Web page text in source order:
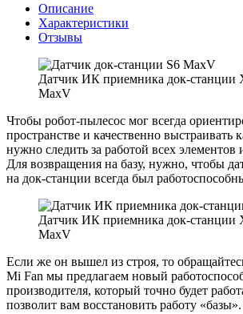
Описание
Характеристики
Отзывы
Датчик ИК приемника док-станции
MaxV
Чтобы робот-пылесос мог всегда
пространстве и качественно выстраивать
нужно следить за работой всех
Для возвращения на базу, нужно, чтобы
на док-станции всегда был
Датчик ИК приемника док-станции
MaxV
Если же он вышел из строя, то
Mi Fan мы предлагаем новый
производителя, который точно будет
позволит вам восстановить работу «базы».